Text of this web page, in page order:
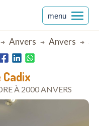
menu
Anvers Anvers
À 2000 ANVERS